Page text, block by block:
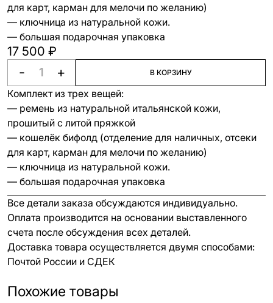
для карт, карман для мелочи по желанию)
— ключница из натуральной кожи.
— большая подарочная упаковка
17 500 ₽
- + В КОРЗИНУ
Комплект из трех вещей:
— ремень из натуральной итальянской кожи,
прошитый с литой пряжкой
— кошелёк бифолд (отделение для наличных, отсеки
для карт, карман для мелочи по желанию)
— ключница из натуральной кожи.
— большая подарочная упаковка
Все детали заказа обсуждаются индивидуально.
Оплата производится на основании выставленного
счета после обсуждения всех деталей.
Доставка товара осуществляется двумя способами:
Почтой России и СДЕК
Похожие товары